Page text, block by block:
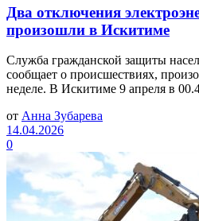
Два отключения
произошли в Искитиме
Служба гражданской защиты
сообщает о происшествиях,
неделе. В Искитиме 9 апреля в
от Анна Зубарева
14.04.2026
0